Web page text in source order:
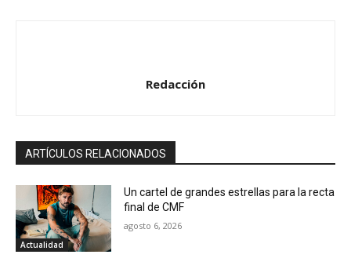
Redacción
ARTÍCULOS RELACIONADOS
Actualidad
Un cartel de grandes estrellas para la recta
final de CMF
agosto 6, 2026